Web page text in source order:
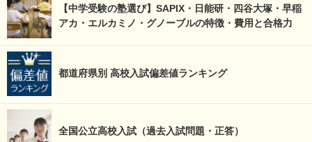
【中学受験の塾選び】SAPIX・日能研・四谷大塚・早稲
アカ・エルカミノ・グノーブルの特徴・費用と合格力
都道府県別 高校入試偏差値ランキング
全国公立高校入試（過去入試問題・正答）